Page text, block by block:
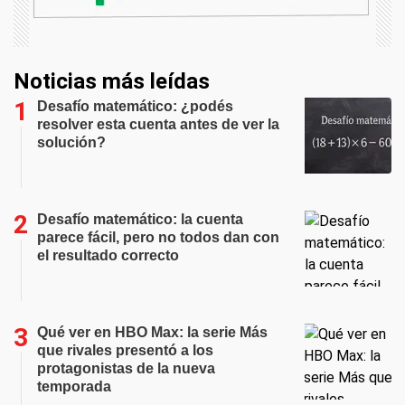
Noticias más leídas
Desafío matemático: ¿podés
resolver esta cuenta antes de ver la
solución?
Desafío matemático: la cuenta
parece fácil, pero no todos dan con
el resultado correcto
Qué ver en HBO Max: la serie Más
que rivales presentó a los
protagonistas de la nueva
temporada